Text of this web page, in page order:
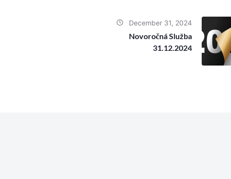
December 31, 2024
Novoročná Služba
31.12.2024